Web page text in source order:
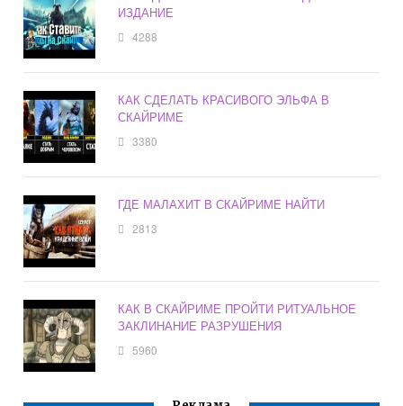
ИЗДАНИЕ
4288
КАК СДЕЛАТЬ КРАСИВОГО ЭЛЬФА В
СКАЙРИМЕ
3380
ГДЕ МАЛАХИТ В СКАЙРИМЕ НАЙТИ
2813
КАК В СКАЙРИМЕ ПРОЙТИ РИТУАЛЬНОЕ
ЗАКЛИНАНИЕ РАЗРУШЕНИЯ
5960